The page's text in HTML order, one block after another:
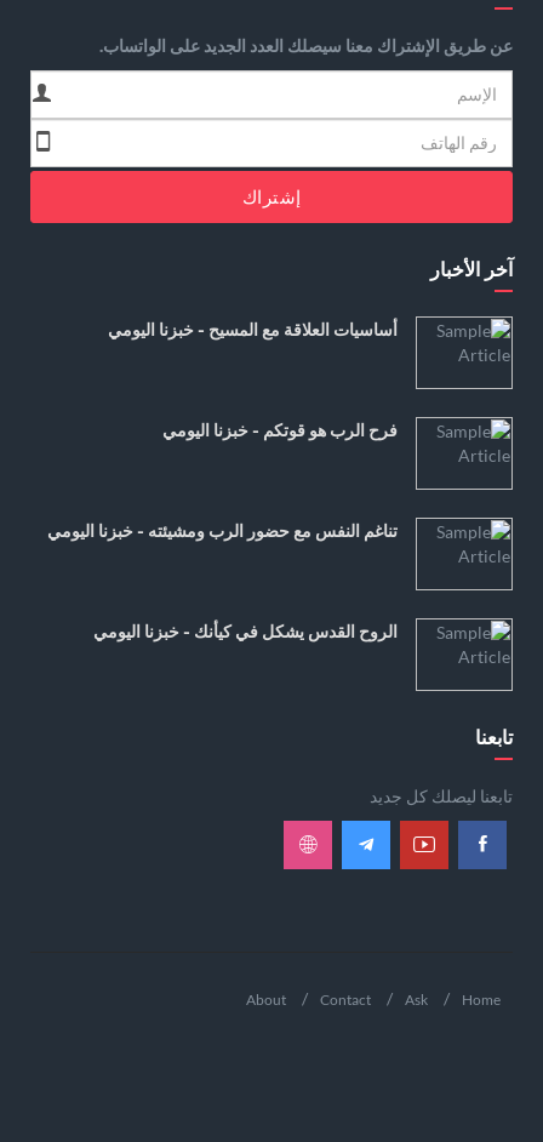
عن طريق الإشتراك معنا سيصلك العدد الجديد على الواتساب.
إشتراك
آخر الأخبار
أساسيات العلاقة مع المسيح - خبزنا اليومي
فرح الرب هو قوتكم - خبزنا اليومي
تناغم النفس مع حضور الرب ومشيئته - خبزنا اليومي
الروح القدس يشكل في كيأنك - خبزنا اليومي
تابعنا
تابعنا ليصلك كل جديد
Home
Ask
Contact
About